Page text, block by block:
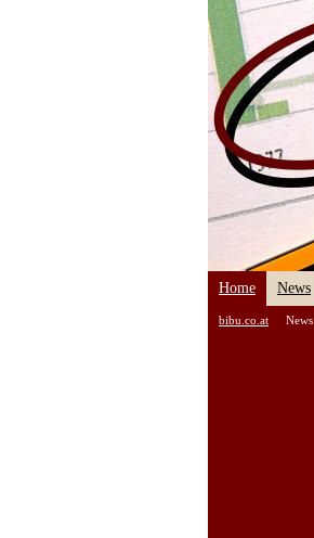
Home News
bibu.co.at News